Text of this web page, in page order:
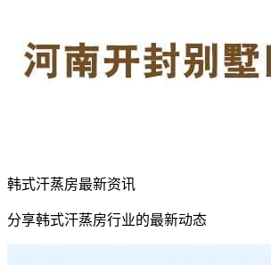
韩式汗蒸房最新资讯
分享韩式汗蒸房行业的最新动态